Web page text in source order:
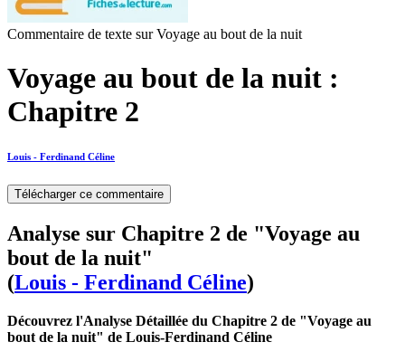
Commentaire de texte sur Voyage au bout de la nuit
Voyage au bout de la nuit :
Chapitre 2
Louis - Ferdinand Céline
Télécharger ce commentaire
Analyse sur Chapitre 2 de "Voyage au
bout de la nuit"
(Louis - Ferdinand Céline)
Découvrez l'Analyse Détaillée du Chapitre 2 de "Voyage au
bout de la nuit" de Louis-Ferdinand Céline